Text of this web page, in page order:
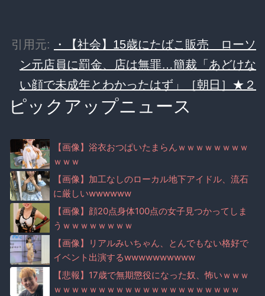
引用元:
・【社会】15歳にたばこ販売 ローソ
ン元店員に罰金、店は無罪…簡裁「あどけな
い顔で未成年とわかったはず」［朝日］★２
ピックアップニュース
【画像】浴衣おつぱいたまらんｗｗｗｗｗｗｗｗ
ｗｗｗ
【画像】加工なしのローカル地下アイドル、流石
に厳しいwwwwww
【画像】顔20点身体100点の女子見つかってしま
うｗｗｗｗｗｗｗｗ
【画像】リアルみいちゃん、とんでもない格好で
イベント出演するwwwwwwwwww
【悲報】17歳で無期懲役になった奴、怖いｗｗｗ
ｗｗｗｗｗｗｗｗｗｗｗｗｗｗｗｗｗｗｗｗｗ